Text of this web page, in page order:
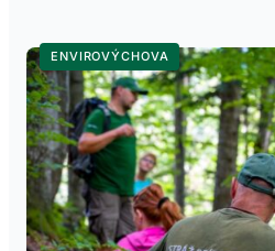
ENVIROVÝCHOVA